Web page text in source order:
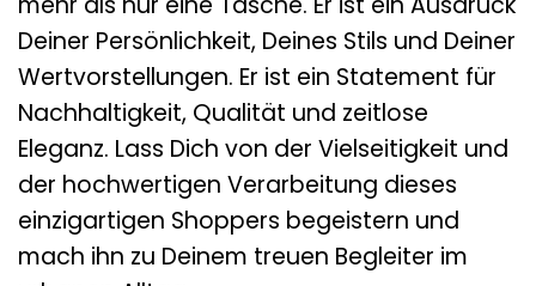
Deiner Persönlichkeit, Deines Stils und Deiner
Wertvorstellungen. Er ist ein Statement für
Nachhaltigkeit, Qualität und zeitlose
Eleganz. Lass Dich von der Vielseitigkeit und
der hochwertigen Verarbeitung dieses
einzigartigen Shoppers begeistern und
mach ihn zu Deinem treuen Begleiter im